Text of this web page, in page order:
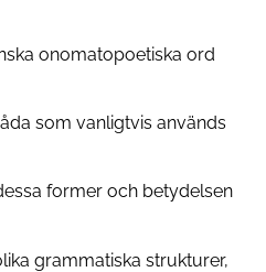
onomatopoetiska ord
som vanligtvis används
former och betydelsen
grammatiska strukturer,